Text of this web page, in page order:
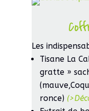
massage
Sport
Les
Tisane La
gratte »
ronce)